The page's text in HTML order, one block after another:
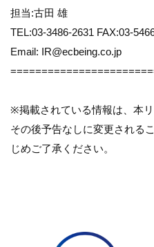
担当:古田 雄
TEL:03-3486-2631 FAX:03-
Email: IR@ecbeing.co.jp
※掲載されている情報は、本
その後予告なしに変更される
じめご了承ください。